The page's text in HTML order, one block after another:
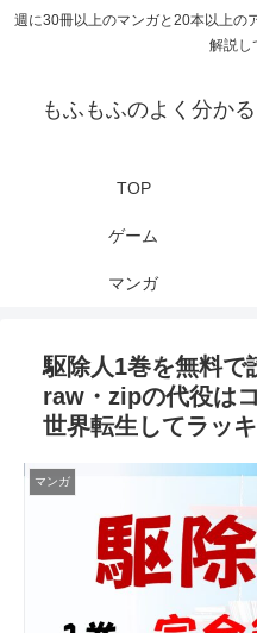
週に30冊以上のマンガと20本以上の
解説し
もふもふのよく分か
TOP
ゲーム
マンガ
駆除人1巻を無料で
raw・zipの代役は
世界転生してラッ
マンガ